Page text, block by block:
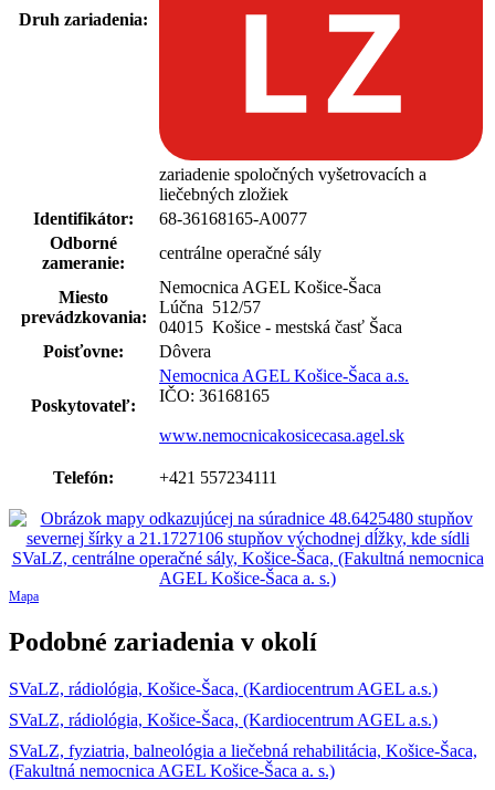
Druh zariadenia:
zariadenie spoločných vyšetrovacích a
liečebných zložiek
Identifikátor:
68-36168165-A0077
Odborné
zameranie:
centrálne operačné sály
Miesto
prevádzkovania:
Nemocnica AGEL Košice-Šaca
Lúčna 512/57
04015 Košice - mestská časť Šaca
Poisťovne:
Dôvera
Poskytovateľ:
Nemocnica AGEL Košice-Šaca a.s.
IČO: 36168165
www.nemocnicakosicecasa.agel.sk
Telefón: +421 557234111
Mapa
Podobné zariadenia v okolí
SVaLZ, rádiológia, Košice-Šaca, (Kardiocentrum AGEL a.s.)
SVaLZ, rádiológia, Košice-Šaca, (Kardiocentrum AGEL a.s.)
SVaLZ, fyziatria, balneológia a liečebná rehabilitácia, Košice-Šaca,
(Fakultná nemocnica AGEL Košice-Šaca a. s.)